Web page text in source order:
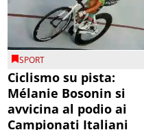
SPORT
Ciclismo su pista:
Mélanie Bosonin si
avvicina al podio ai
Campionati Italiani